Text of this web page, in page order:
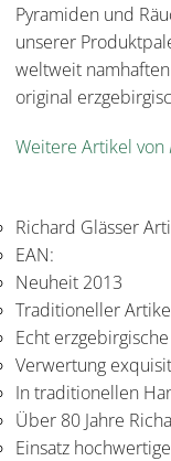
Pyramiden und
unserer
weltweit
original
Weitere Artikel von
Richard Glässer
EAN:
Neuheit 2013
Traditioneller
Echt
Verwertung
In traditionellen
Über 80 Jahre
Einsatz